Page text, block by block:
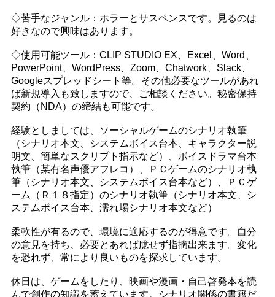
◇苦手なジャンル：ホラーとサスペンスです。見るのは
好きなので興味はあります。
◇使用可能ツール：CLIP STUDIO EX、Excel、Word、
PowerPoint、WordPress、Zoom、Chatwork、Slack、
Googleスプレッドシート等。その他必要なツールがあれ
ば新規導入も致しますので、ご相談ください。秘密保持
契約（NDA）の締結も可能です。
経験としましては、ソーシャルゲームのシナリオ執筆
（シナリオ本文、システムボイス台本、キャラクター説
明文、簡単なスクリプト指示など）、ボイスドラマ台本
執筆（某有名声優アフレコ）、ＰＣゲームのシナリオ執
筆（シナリオ本文、システムボイス台本など）、ＰＣゲ
ーム（Ｒ１８指定）のシナリオ執筆（シナリオ本文、シ
ステムボイス台本、濡れ場シナリオ本文など）
柔軟性が有るので、環境に適応するのが得意です。自分
の意見を持ち、必要とあれば臆せず指摘出来ます。変化
を恐れず、常により良いものを探求しています。
休日は、ゲームをしたり、映画や漫画・自己啓発本を読
んで創作の知識を蓄えています。シナリオ関係の書籍だ